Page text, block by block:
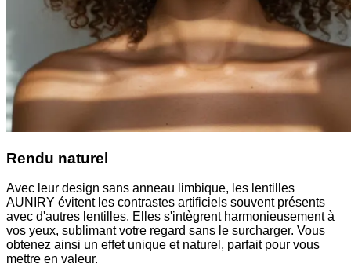
Rendu naturel
Avec leur design sans anneau limbique, les lentilles
AUNIRY évitent les contrastes artificiels souvent présents
avec d'autres lentilles. Elles s'intègrent harmonieusement à
vos yeux, sublimant votre regard sans le surcharger. Vous
obtenez ainsi un effet unique et naturel, parfait pour vous
mettre en valeur.